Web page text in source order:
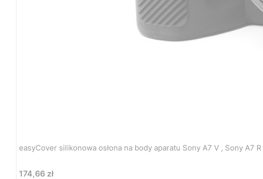
easyCover silikonowa osłona na body aparatu Sony A7 V , Sony A7
Cena
174,66 zł